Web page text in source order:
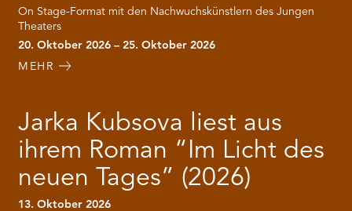
On Stage-Format mit den Nachwuchskünstlern des Jungen
Theaters
20. Oktober 2026 – 25. Oktober 2026
MEHR
Jarka Kubsova liest aus
ihrem Roman “Im Licht des
neuen Tages” (2026)
13. Oktober 2026